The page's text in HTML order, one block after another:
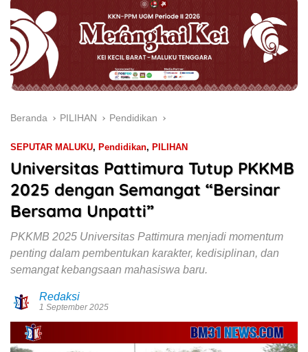
Beranda PILIHAN Pendidikan
SEPUTAR MALUKU, Pendidikan, PILIHAN
Universitas Pattimura Tutup PKKMB
2025 dengan Semangat “Bersinar
Bersama Unpatti”
PKKMB 2025 Universitas Pattimura menjadi momentum
penting dalam pembentukan karakter, kedisiplinan, dan
semangat kebangsaan mahasiswa baru.
Redaksi
1 September 2025